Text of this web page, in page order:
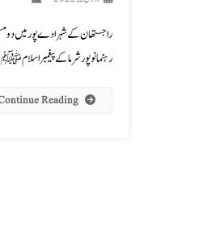
راجستھان کے شہر ادے پور میں دو
رہنما نوپور شرما کے پیغمبر
Reading